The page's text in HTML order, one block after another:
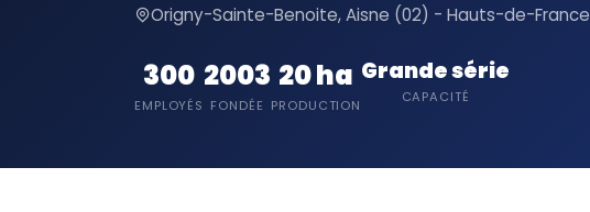
Origny-Sainte-Benoite, Aisne (02) - Hauts-de-France
300
EMPLOYÉS
2003
FONDÉE
20 ha
PRODUCTION
Grande série
CAPACITÉ